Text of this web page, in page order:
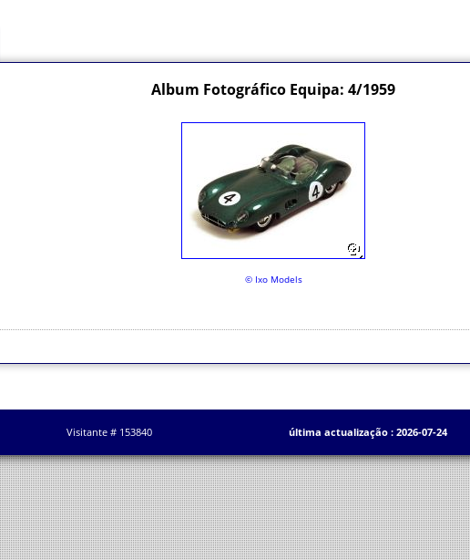
Album Fotográfico Equipa: 4/1959
© Ixo Models
Visitante # 153840 última actualização : 2026-07-24